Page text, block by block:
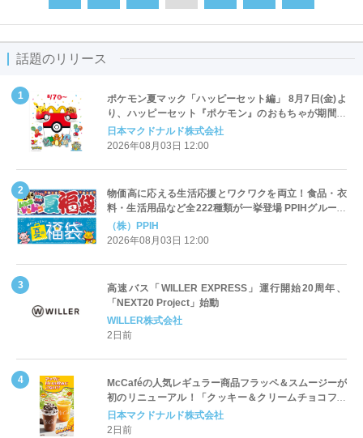
話題のリリース
ポケモン夏マック「ハッピーセット編」 8月7日(金)よ
り、ハッピーセット『ポケモン』のおもちゃが期間限
定登場
日本マクドナルド株式会社
2026年08月03日 12:00
物価高に応える生活応援とワクワクを両立！食品・衣
料・生活用品など全222種類が一挙登場 PPIHグループ
「夏福袋」＆セール 8月6日(木)より順次スタート
（株）PPIH
2026年08月03日 12:00
高速バス「WILLER EXPRESS」運行開始20周年、
「NEXT20 Project」始動
WILLER株式会社
2日前
McCaféの人気レギュラー商品フラッペ＆スムージーが
初のリニューアル！「クッキー＆クリームチョコフラ
ッペ」「マンゴースムージー」8月5日（水）から販売
開始
日本マクドナルド株式会社
2日前